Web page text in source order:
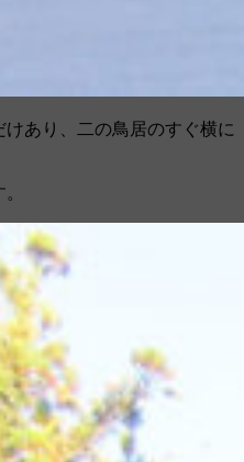
あり、二の鳥居のすぐ横に